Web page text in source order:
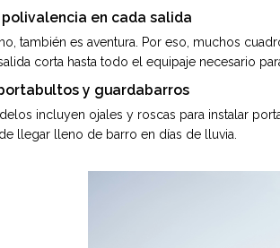
en cada salida
también es aventura. Por eso, muchos
corta hasta todo el equipaje necesario
y guardabarros
incluyen ojales y roscas para instalar
llegar lleno de barro en días de lluvia.